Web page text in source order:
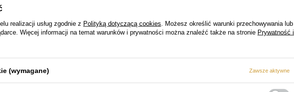
Zawory zwrotne
Tak
realizacji usług zgodnie z Polityką dotyczącą cookies . Możesz określić warunki przechowywania lub
Więcej informacji na temat warunków i prywatności można znaleźć także na stronie Prywatność i
(wymagane) Zawsze aktywne